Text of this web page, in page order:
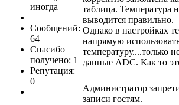
иногда
Сообщений:
64
Спасибо
получено: 1
Репутация:
0
таблица. Температура
выводится правильно.
Однако в настройках
напрямую
температуру....только
данные ADC. Как то
Администратор
записи гостям.